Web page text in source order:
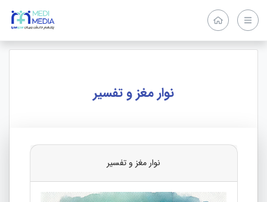
نوار مغز و تفسیر
نوار مغز و تفسیر